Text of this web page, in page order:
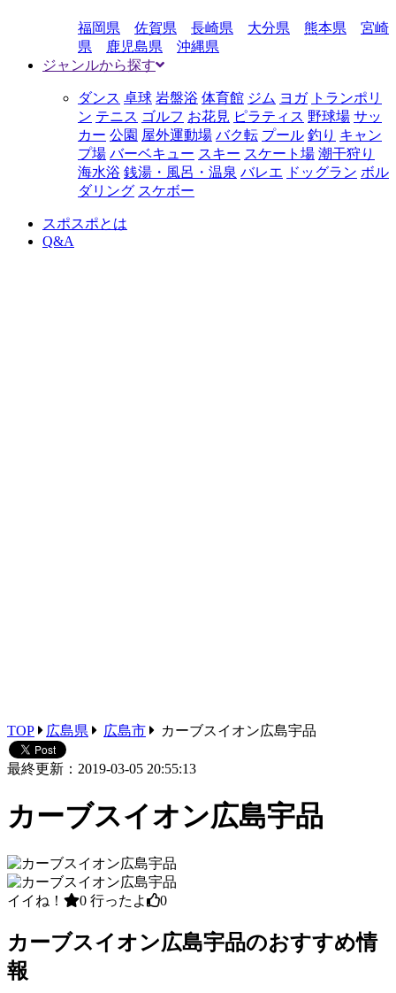
福岡県 佐賀県 長崎県 大分県 熊本県
宮崎
県
鹿児島県
沖縄県
ジャンルから探す
ダンス 卓球 岩盤浴 体育館 ジム ヨガ トランポリ
ン テニス ゴルフ お花見 ピラティス 野球場 サッ
カー 公園 屋外運動場 バク転 プール 釣り キャン
プ場 バーベキュー スキー スケート場 潮干狩り
海水浴 銭湯・風呂・温泉 バレエ ドッグラン ボル
ダリング スケボー
スポスポとは
Q&A
TOP 広島県 広島市 カーブスイオン広島宇品
最終更新：2019-03-05 20:55:13
カーブスイオン広島宇品
イイね！ 0 行ったよ 0
カーブスイオン広島宇品のおすすめ情
報